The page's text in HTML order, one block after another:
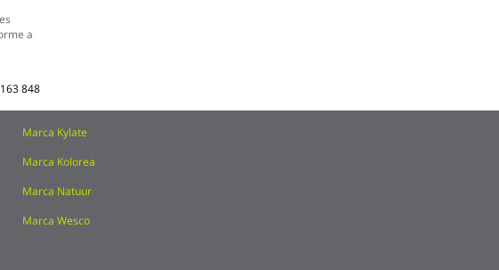
a
848
Marca Kylate
Marca Kolorea
Marca Natuur
Marca Wesco